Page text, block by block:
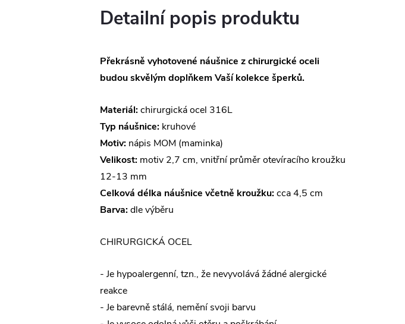
Detailní popis produktu
Překrásně vyhotovené náušnice z chirurgické oceli
budou skvělým doplňkem Vaší kolekce šperků.
Materiál:chirurgická ocel 316L
Typ náušnice: kruhové
Motiv: nápis MOM (maminka)
Velikost: motiv 2,7 cm, vnitřní průměr otevíracího kroužku
12-13 mm
Celková délka náušnice včetně kroužku:cca 4,5 cm
Barva:dle výběru
CHIRURGICKÁ OCEL
- Je hypoalergenní, tzn., že nevyvolává žádné alergické
reakce
- Je barevně stálá, nemění svoji barvu